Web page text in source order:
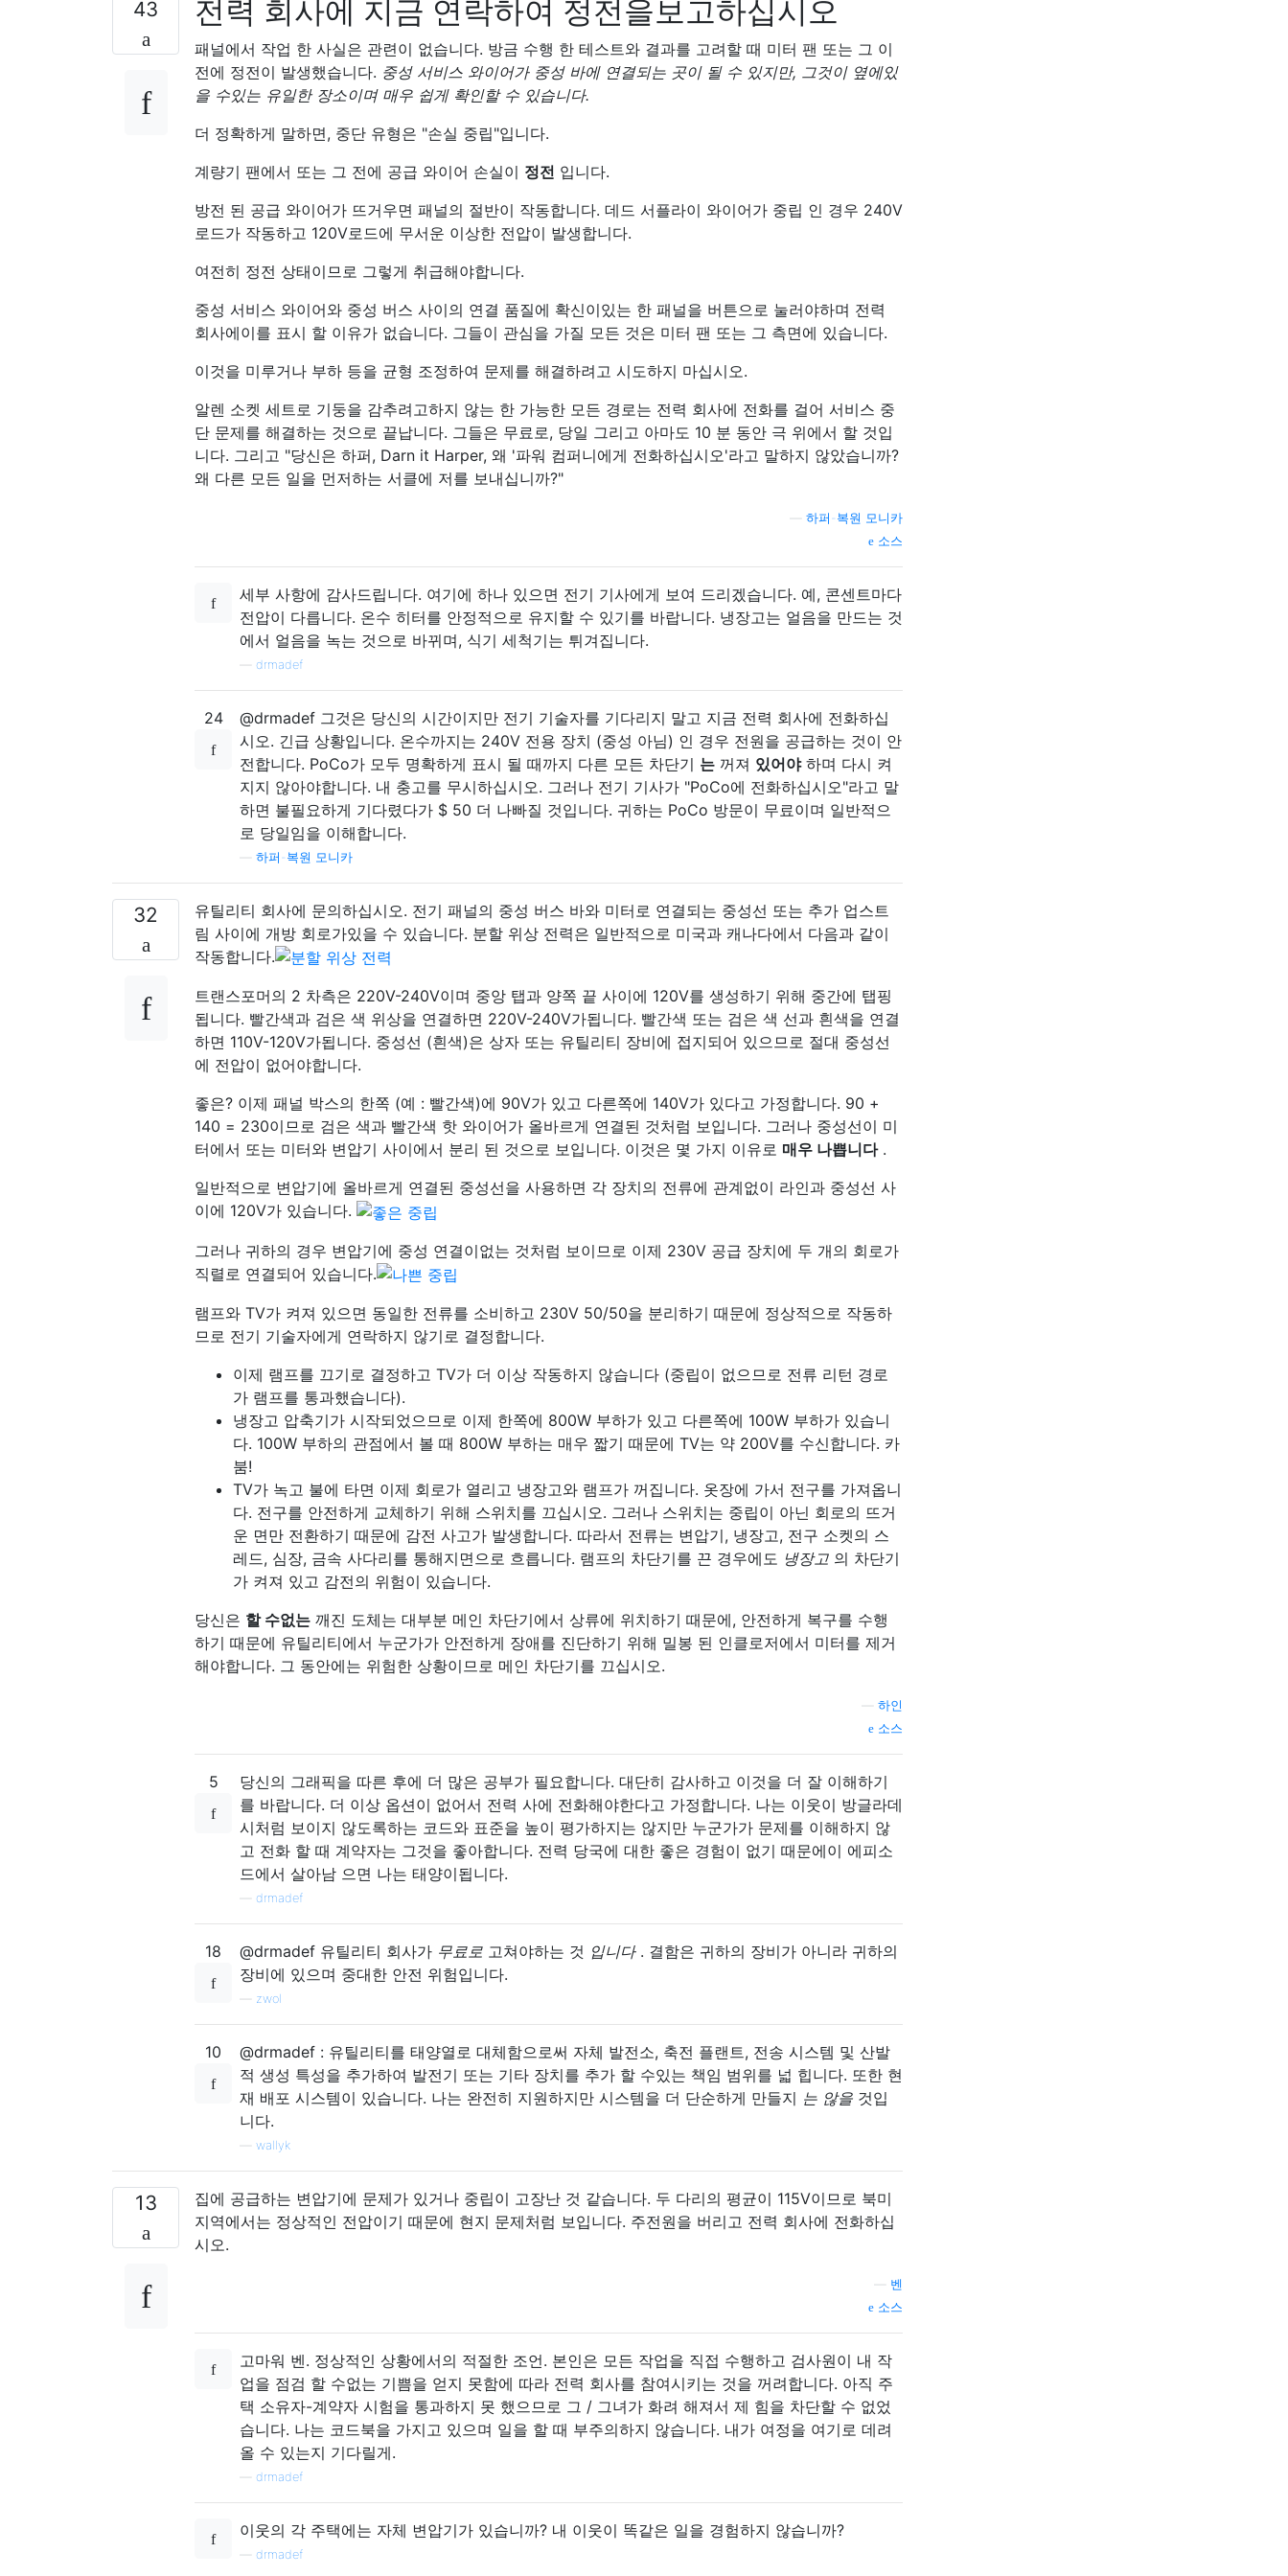
43 전력 회사에 지금 연락하여 정전을보고하십시오
패널에서 작업 한 사실은 관련이 없습니다. 방금 수행 한 테스트와 결과를 고려할 때 미터 팬 또는 그 이
전에 정전이 발생했습니다. 중성 서비스 와이어가 중성 바에 연결되는 곳이 될 수 있지만, 그것이 옆에있
을 수있는 유일한 장소이며 매우 쉽게 확인할 수 있습니다.
더 정확하게 말하면, 중단 유형은 "손실 중립"입니다.
계량기 팬에서 또는 그 전에 공급 와이어 손실이 정전 입니다.
방전 된 공급 와이어가 뜨거우면 패널의 절반이 작동합니다. 데드 서플라이 와이어가 중립 인 경우 240V
로드가 작동하고 120V로드에 무서운 이상한 전압이 발생합니다.
여전히 정전 상태이므로 그렇게 취급해야합니다.
중성 서비스 와이어와 중성 버스 사이의 연결 품질에 확신이있는 한 패널을 버튼으로 눌러야하며 전력
회사에이를 표시 할 이유가 없습니다. 그들이 관심을 가질 모든 것은 미터 팬 또는 그 측면에 있습니다.
이것을 미루거나 부하 등을 균형 조정하여 문제를 해결하려고 시도하지 마십시오.
알렌 소켓 세트로 기둥을 감추려고하지 않는 한 가능한 모든 경로는 전력 회사에 전화를 걸어 서비스 중
단 문제를 해결하는 것으로 끝납니다. 그들은 무료로, 당일 그리고 아마도 10 분 동안 극 위에서 할 것입
니다. 그리고 "당신은 하퍼, Darn it Harper, 왜 '파워 컴퍼니에게 전화하십시오'라고 말하지 않았습니까?
왜 다른 모든 일을 먼저하는 서클에 저를 보내십니까?"
하퍼-복원 모니카
소스
세부 사항에 감사드립니다. 여기에 하나 있으면 전기 기사에게 보여 드리겠습니다. 예, 콘센트마다
전압이 다릅니다. 온수 히터를 안정적으로 유지할 수 있기를 바랍니다. 냉장고는 얼음을 만드는 것
에서 얼음을 녹는 것으로 바뀌며, 식기 세척기는 튀겨집니다.
drmadef
24
@drmadef 그것은 당신의 시간이지만 전기 기술자를 기다리지 말고 지금 전력 회사에 전화하십
시오. 긴급 상황입니다. 온수까지는 240V 전용 장치 (중성 아님) 인 경우 전원을 공급하는 것이 안
전합니다. PoCo가 모두 명확하게 표시 될 때까지 다른 모든 차단기 는 꺼져 있어야하며 다시 켜
지지 않아야합니다. 내 충고를 무시하십시오. 그러나 전기 기사가 "PoCo에 전화하십시오"라고 말
하면 불필요하게 기다렸다가 $ 50 더 나빠질 것입니다. 귀하는 PoCo 방문이 무료이며 일반적으
로 당일임을 이해합니다.
하퍼-복원 모니카
32
유틸리티 회사에 문의하십시오. 전기 패널의 중성 버스 바와 미터로 연결되는 중성선 또는 추가 업스트
림 사이에 개방 회로가있을 수 있습니다. 분할 위상 전력은 일반적으로 미국과 캐나다에서 다음과 같이
작동합니다.
트랜스포머의 2 차측은 220V-240V이며 중앙 탭과 양쪽 끝 사이에 120V를 생성하기 위해 중간에 탭핑
됩니다. 빨간색과 검은 색 위상을 연결하면 220V-240V가됩니다. 빨간색 또는 검은 색 선과 흰색을 연결
하면 110V-120V가됩니다. 중성선 (흰색)은 상자 또는 유틸리티 장비에 접지되어 있으므로 절대 중성선
에 전압이 없어야합니다.
좋은? 이제 패널 박스의 한쪽 (예 : 빨간색)에 90V가 있고 다른쪽에 140V가 있다고 가정합니다. 90 +
140 = 230이므로 검은 색과 빨간색 핫 와이어가 올바르게 연결된 것처럼 보입니다. 그러나 중성선이 미
터에서 또는 미터와 변압기 사이에서 분리 된 것으로 보입니다. 이것은 몇 가지 이유로 매우 나쁩니다.
일반적으로 변압기에 올바르게 연결된 중성선을 사용하면 각 장치의 전류에 관계없이 라인과 중성선 사
이에 120V가 있습니다.
그러나 귀하의 경우 변압기에 중성 연결이없는 것처럼 보이므로 이제 230V 공급 장치에 두 개의 회로가
직렬로 연결되어 있습니다.
램프와 TV가 켜져 있으면 동일한 전류를 소비하고 230V 50/50을 분리하기 때문에 정상적으로 작동하
므로 전기 기술자에게 연락하지 않기로 결정합니다.
이제 램프를 끄기로 결정하고 TV가 더 이상 작동하지 않습니다 (중립이 없으므로 전류 리턴 경로
가 램프를 통과했습니다).
냉장고 압축기가 시작되었으므로 이제 한쪽에 800W 부하가 있고 다른쪽에 100W 부하가 있습니
다. 100W 부하의 관점에서 볼 때 800W 부하는 매우 짧기 때문에 TV는 약 200V를 수신합니다. 카
붐!
TV가 녹고 불에 타면 이제 회로가 열리고 냉장고와 램프가 꺼집니다. 옷장에 가서 전구를 가져옵니
다. 전구를 안전하게 교체하기 위해 스위치를 끄십시오. 그러나 스위치는 중립이 아닌 회로의 뜨거
운 면만 전환하기 때문에 감전 사고가 발생합니다. 따라서 전류는 변압기, 냉장고, 전구 소켓의 스
레드, 심장, 금속 사다리를 통해지면으로 흐릅니다. 램프의 차단기를 끈 경우에도 냉장고 의 차단기
가 켜져 있고 감전의 위험이 있습니다.
당신은 할 수없는 깨진 도체는 대부분 메인 차단기에서 상류에 위치하기 때문에, 안전하게 복구를 수행
하기 때문에 유틸리티에서 누군가가 안전하게 장애를 진단하기 위해 밀봉 된 인클로저에서 미터를 제거
해야합니다. 그 동안에는 위험한 상황이므로 메인 차단기를 끄십시오.
하인
소스
5
당신의 그래픽을 따른 후에 더 많은 공부가 필요합니다. 대단히 감사하고 이것을 더 잘 이해하기
를 바랍니다. 더 이상 옵션이 없어서 전력 사에 전화해야한다고 가정합니다. 나는 이웃이 방글라데
시처럼 보이지 않도록하는 코드와 표준을 높이 평가하지는 않지만 누군가가 문제를 이해하지 않
고 전화 할 때 계약자는 그것을 좋아합니다. 전력 당국에 대한 좋은 경험이 없기 때문에이 에피소
드에서 살아남 으면 나는 태양이됩니다.
drmadef
18 @drmadef 유틸리티 회사가 무료로 고쳐야하는 것 입니다. 결함은 귀하의 장비가 아니라 귀하의
장비에 있으며 중대한 안전 위험입니다.
zwol
10
@drmadef : 유틸리티를 태양열로 대체함으로써 자체 발전소, 축전 플랜트, 전송 시스템 및 산발
적 생성 특성을 추가하여 발전기 또는 기타 장치를 추가 할 수있는 책임 범위를 넓 힙니다. 또한 현
재 배포 시스템이 있습니다. 나는 완전히 지원하지만 시스템을 더 단순하게 만들지 는 않을 것입
니다.
wallyk
13
집에 공급하는 변압기에 문제가 있거나 중립이 고장난 것 같습니다. 두 다리의 평균이 115V이므로 북미
지역에서는 정상적인 전압이기 때문에 현지 문제처럼 보입니다. 주전원을 버리고 전력 회사에 전화하십
시오.
벤
소스
고마워 벤. 정상적인 상황에서의 적절한 조언. 본인은 모든 작업을 직접 수행하고 검사원이 내 작
업을 점검 할 수없는 기쁨을 얻지 못함에 따라 전력 회사를 참여시키는 것을 꺼려합니다. 아직 주
택 소유자-계약자 시험을 통과하지 못 했으므로 그 / 그녀가 화려 해져서 제 힘을 차단할 수 없었
습니다. 나는 코드북을 가지고 있으며 일을 할 때 부주의하지 않습니다. 내가 여정을 여기로 데려
올 수 있는지 기다릴게.
drmadef
이웃의 각 주택에는 자체 변압기가 있습니까? 내 이웃이 똑같은 일을 경험하지 않습니까?
drmadef